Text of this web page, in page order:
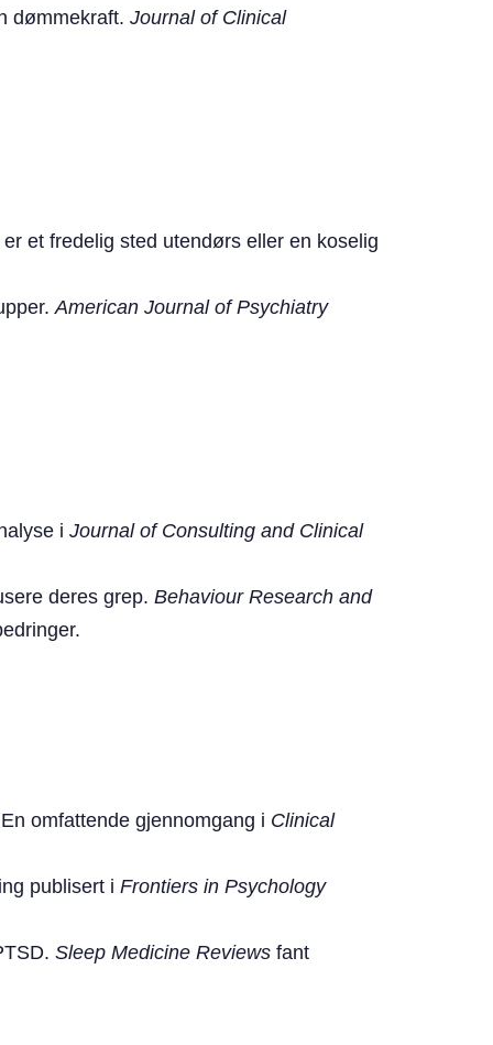
dømmekraft. Journal of Clinical
et fredelig sted utendørs eller en koselig
American Journal of Psychiatry
i Journal of Consulting and Clinical
deres grep. Behaviour Research and
omfattende gjennomgang i Clinical
publisert i Frontiers in Psychology
Sleep Medicine Reviews fant